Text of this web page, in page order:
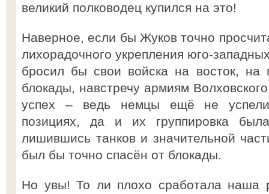
великий полководец купился на это!
Наверное, если бы Жуков точно
лихорадочного укрепления юго-
бросил бы свои войска на восток, на
блокады, навстречу армиям
успех – ведь немцы ещё не успели
позициях, да и их группировка
лишившись танков и значительной
был бы точно спасён от блокады.
Но увы! То ли плохо сработала наша